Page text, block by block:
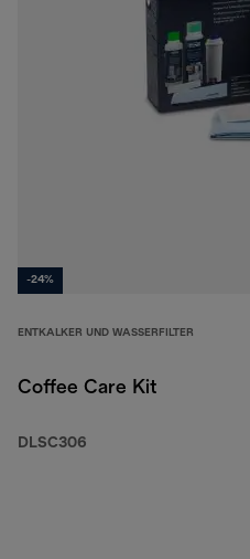
-24%
ENTKALKER UND WASSERFILTER
Coffee Care Kit
DLSC306